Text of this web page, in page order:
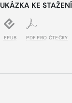
UKÁZKA KE STAŽENÍ
EPUB PDF PRO ČTEČKY